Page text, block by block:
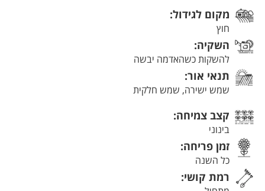
מקום לגידול:
חוץ
השקיה:
להשקות כשהאדמה יבשה
תנאי אור:
שמש ישירה, שמש חלקית
קצב צמיחה:
בינוני
זמן פריחה:
כל השנה
רמת קושי: